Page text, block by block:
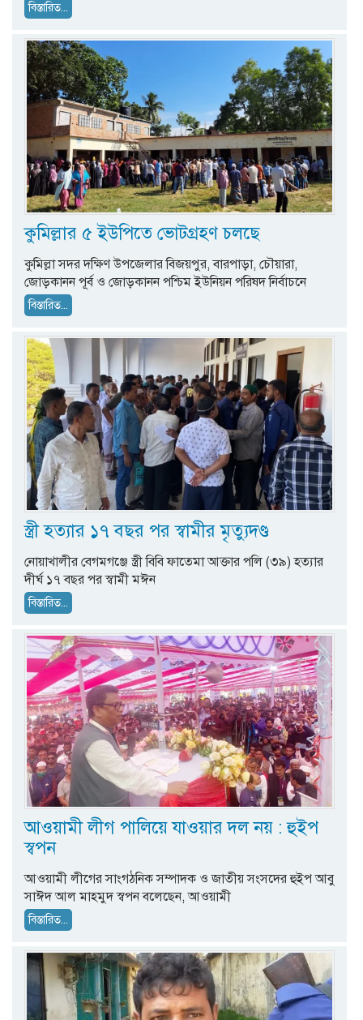
বিস্তারিত...
কুমিল্লার ৫ ইউপিতে ভোটগ্রহণ চলছে
কুমিল্লা সদর দক্ষিণ উপজেলার বিজয়পুর, বারপাড়া, চৌয়ারা,
জোড়কানন পূর্ব ও জোড়কানন পশ্চিম ইউনিয়ন পরিষদ নির্বাচনে
বিস্তারিত...
স্ত্রী হত্যার ১৭ বছর পর স্বামীর মৃত্যুদণ্ড
নোয়াখালীর বেগমগঞ্জে স্ত্রী বিবি ফাতেমা আক্তার পলি (৩৯) হত্যার
দীর্ঘ ১৭ বছর পর স্বামী মঈন
বিস্তারিত...
আওয়ামী লীগ পালিয়ে যাওয়ার দল নয় : হুইপ
স্বপন
আওয়ামী লীগের সাংগঠনিক সম্পাদক ও জাতীয় সংসদের হুইপ আবু
সাঈদ আল মাহমুদ স্বপন বলেছেন, আওয়ামী
বিস্তারিত...